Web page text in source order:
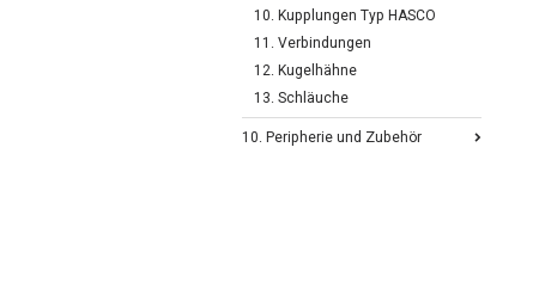
10. Kupplungen Typ HASCO
11. Verbindungen
12. Kugelhähne
13. Schläuche
10. Peripherie und Zubehör